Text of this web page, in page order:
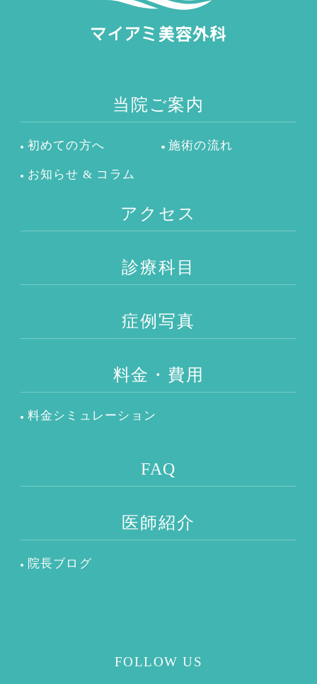
当院ご案内
初めての方へ 施術の流れ
お知らせ & コラム
アクセス
診療科目
症例写真
料金・費用
料金シミュレーション
FAQ
医師紹介
院長ブログ
FOLLOW US